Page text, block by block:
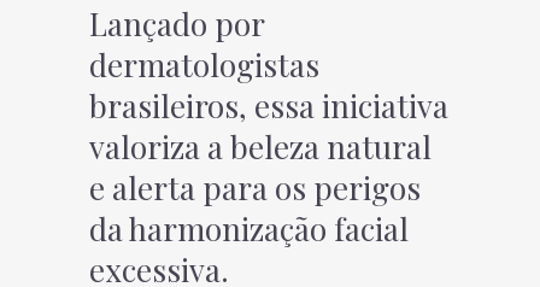
Lançado por
dermatologistas
brasileiros, essa iniciativa
valoriza a beleza natural
e alerta para os perigos
da harmonização facial
excessiva.